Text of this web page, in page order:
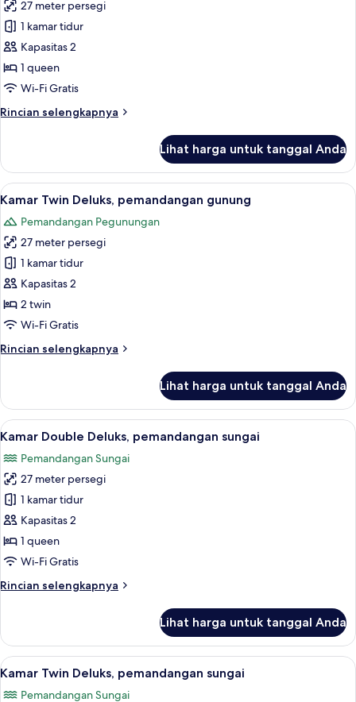
untuk
Kamar
Double
Deluks,
pemandangan
27 meter persegi
1 kamar tidur
Kapasitas 2
1 queen
Wi-Fi Gratis
Rincian selengkapnya
Rincian
Kamar
Double
Deluks,
gunung
Lihat harga untuk tanggal Anda
Lihat
semua
foto
untuk
Kamar
Twin
Deluks,
pemandangan
Kamar Twin Deluks, pemandangan
1
Kamar Twin Deluks, pemandangan gunung
Pemandangan Pegunungan
27 meter persegi
1 kamar tidur
Kapasitas 2
2 twin
Wi-Fi Gratis
Rincian selengkapnya
Rincian
Kamar
Twin
Deluks,
gunung
Lihat harga untuk tanggal Anda
Lihat
semua
foto
untuk
Kamar
Double
Deluks,
pemandangan
Seprai premium, minibar, brankas,
1
Kamar Double Deluks, pemandangan sungai
Pemandangan Sungai
27 meter persegi
1 kamar tidur
Kapasitas 2
1 queen
Wi-Fi Gratis
Rincian selengkapnya
Rincian
Kamar
Double
Deluks,
sungai
Lihat harga untuk tanggal Anda
Lihat
semua
Seprai premium, minibar, brankas,
1
Kamar Twin Deluks, pemandangan sungai
Pemandangan Sungai